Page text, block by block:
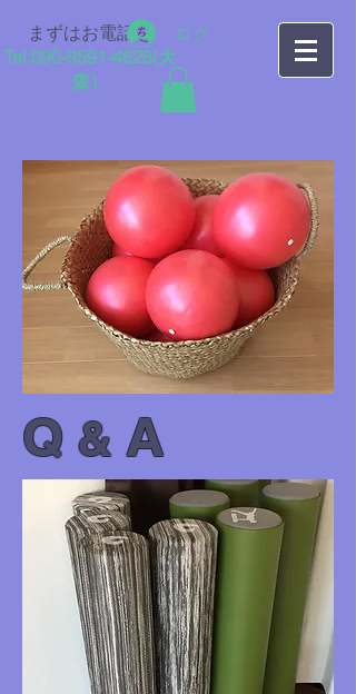
まずはお電話を
Tel:090-9591-4628​(大
森）
ログイン
Q & A